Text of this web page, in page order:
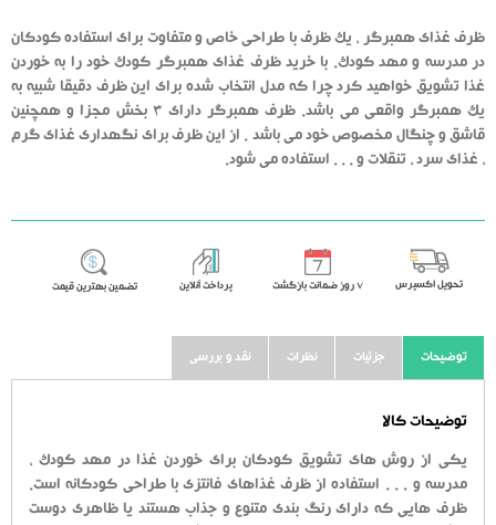
رای
دهنده
ظرف غذای همبرگر ، یک ظرف با طراحی خاص و متفاوت برای استفاده کودکان
در مدرسه و مهد کودک. با خرید ظرف غذای همبرگر کودک خود را به خوردن
غذا تشویق خواهید کرد چرا که مدل انتخاب شده برای این ظرف دقیقا شبیه به
یک همبرگر واقعی می باشد. ظرف همبرگر دارای 3 بخش مجزا و همچنین
قاشق و چنگال مخصوص خود می باشد . از این ظرف برای نگهداری غذای گرم
، غذای سرد ، تنقلات و . . . استفاده می شود.
تحویل اکسپرس ٧ روز ضمانت بازگشت پرداخت آنلاین تضمین بهترین قیمت
توضیحات جزئیات نظرات نقد و بررسی
توضیحات کالا
یکی از روش های تشویق کودکان برای خوردن غذا در مهد کودک ،
مدرسه و . . . استفاده از ظرف غذاهای فانتزی با طراحی کودکانه است.
ظرف هایی که دارای رنگ بندی متنوع و جذاب هستند یا ظاهری دوست